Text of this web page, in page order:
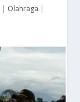
| Olahraga |